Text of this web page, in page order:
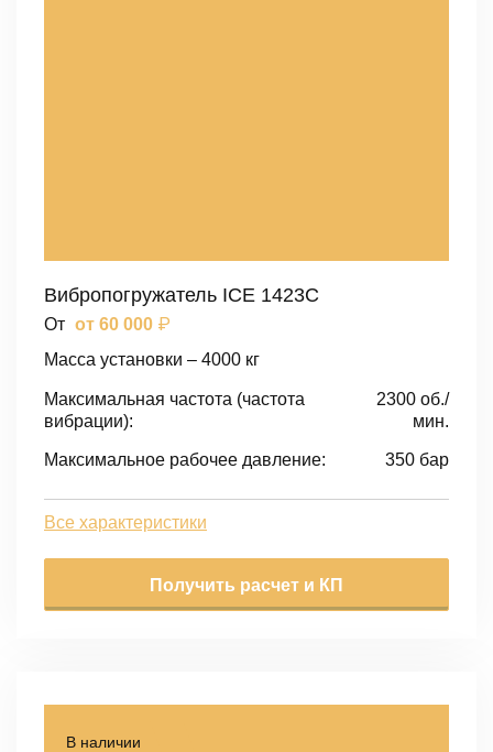
Вибропогружатель ICE 1423C
От от 60 000 ₽
Масса установки – 4000 кг
Максимальная частота (частота
вибрации):
2300 об./
мин.
Максимальное рабочее давление: 350 бар
Все характеристики
Получить расчет и КП
В наличии